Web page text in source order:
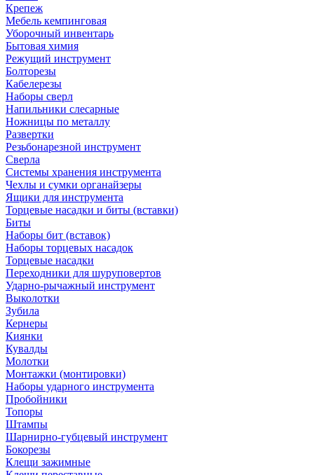
Крепеж
Мебель кемпинговая
Уборочный инвентарь
Бытовая химия
Режущий инструмент
Болторезы
Кабелерезы
Наборы сверл
Напильники слесарные
Ножницы по металлу
Развертки
Резьбонарезной инструмент
Сверла
Системы хранения инструмента
Чехлы и сумки органайзеры
Ящики для инструмента
Торцевые насадки и биты (вставки)
Биты
Наборы бит (вставок)
Наборы торцевых насадок
Торцевые насадки
Переходники для шуруповертов
Ударно-рычажный инструмент
Выколотки
Зубила
Кернеры
Киянки
Кувалды
Молотки
Монтажки (монтировки)
Наборы ударного инструмента
Пробойники
Топоры
Штампы
Шарнирно-губцевый инструмент
Бокорезы
Клещи зажимные